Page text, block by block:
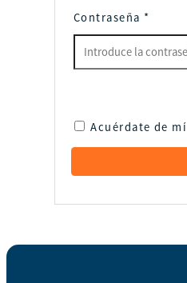
Contraseña *
Acuérdate de mí